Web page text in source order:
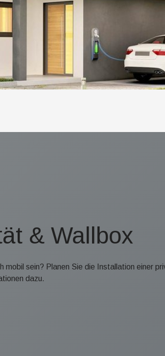
& Wallbox
mobil sein? Planen Sie die Installation einer
dazu.